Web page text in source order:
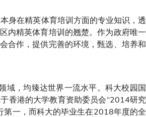
身在精英体育培训方面的专业知识，透
内精英体育培训的翘楚。作为政府唯一
合作，提供完善的环境，甄选、培养和
域，均臻达世界一流水平。科大校园国
香港的大学教育资助委员会“2014研究
第一，而科大的毕业生在2018年度的全